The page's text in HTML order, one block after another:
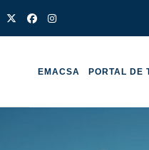
EMACSA PORTAL DE